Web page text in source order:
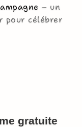
un
pour célébrer
gratuite